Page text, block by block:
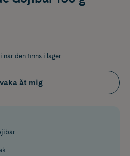
när den finns i lager
åt mig